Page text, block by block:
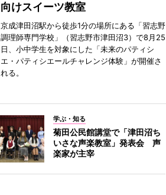
向けスイーツ教室
京成津田沼駅から徒歩1分の場所にある「習志野
調理師専門学校」（習志野市津田沼3）で8月25
日、小中学生を対象にした「未来のパティシ
エ・パティシエールチャレンジ体験」が開催さ
れる。
学ぶ・知る
菊田公民館講堂で「津田沼ち
いさな声楽教室」発表会 声
楽家が主宰